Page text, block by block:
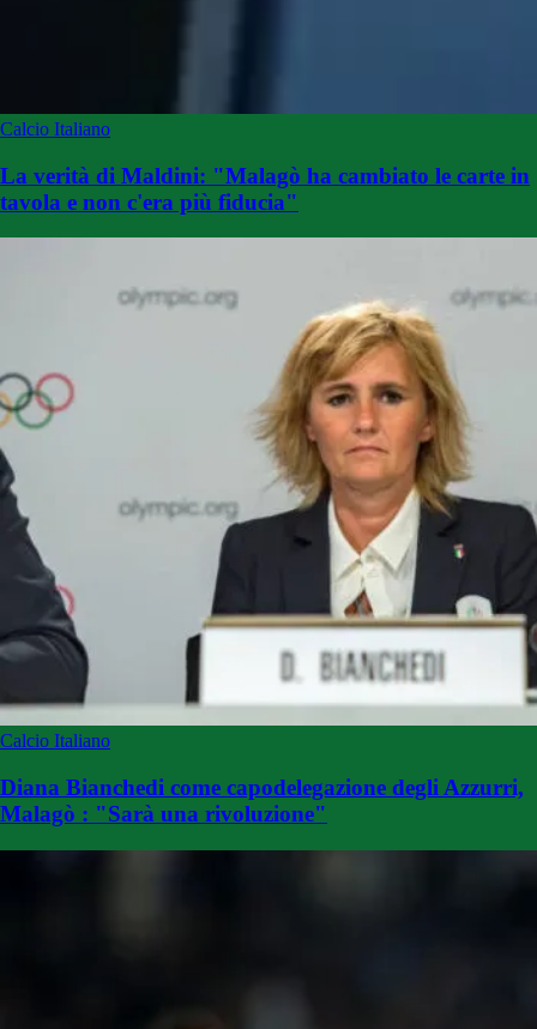
Calcio Italiano
La verità di Maldini: "Malagò ha cambiato le carte in
tavola e non c'era più fiducia"
Calcio Italiano
Diana Bianchedi come capodelegazione degli Azzurri,
Malagò : "Sarà una rivoluzione"